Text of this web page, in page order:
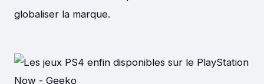
globaliser la marque.